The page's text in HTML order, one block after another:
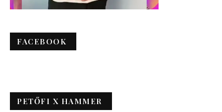
FACEBOOK
PETŐFI X HAMMER